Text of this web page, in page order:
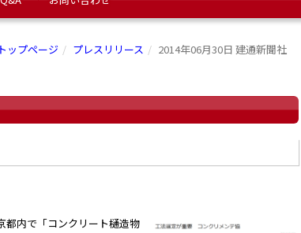
トップページ プレスリリース 2014年06月30日 建通新聞社
都内で「コンクリート樋造物